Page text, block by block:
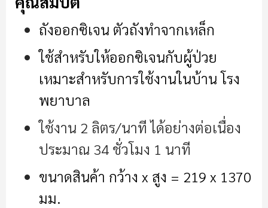
ถังออกซิเจน ตัวถังทำจากเหล็ก
ใช้สำหรับให้ออกซิเจนกับผู้ป่วย
เหมาะสำหรับการใช้งานในบ้าน โรง
พยาบาล
ใช้งาน 2 ลิตร/นาที ได้อย่างต่อเนื่อง
ประมาณ 34 ชั่วโมง 1 นาที
ขนาดสินค้า กว้าง x สูง = 219 x 1370
มม.